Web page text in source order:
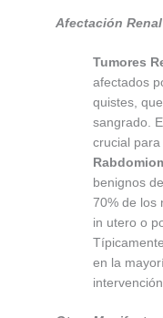
Afectación
Tumores
afectados
quistes,
sangrado.
crucial para
benignos
70% de los
in utero o
en la